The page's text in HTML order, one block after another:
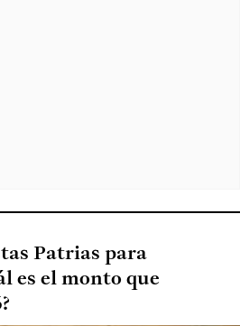
Patrias para
es el monto que